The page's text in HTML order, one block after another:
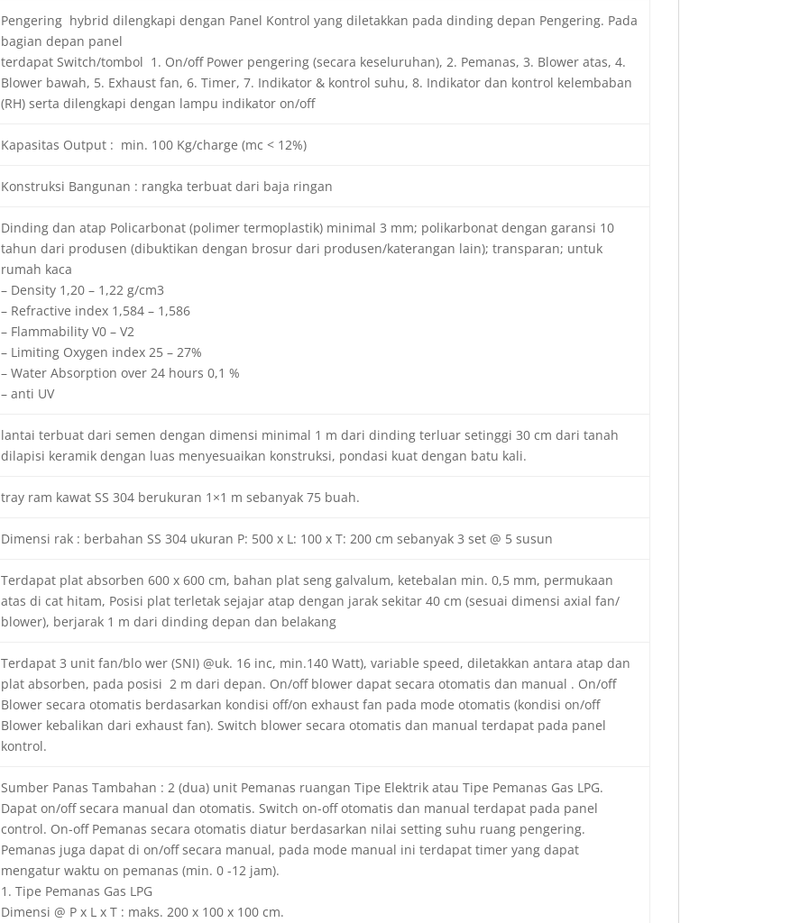
Pengering hybrid dilengkapi dengan Panel Kontrol yang diletakkan pada dinding depan Pengering. Pada
bagian depan panel
terdapat Switch/tombol 1. On/off Power pengering (secara keseluruhan), 2. Pemanas, 3. Blower atas, 4.
Blower bawah, 5. Exhaust fan, 6. Timer, 7. Indikator & kontrol suhu, 8. Indikator dan kontrol kelembaban
(RH) serta dilengkapi dengan lampu indikator on/off
Kapasitas Output : min. 100 Kg/charge (mc < 12%)
Konstruksi Bangunan : rangka terbuat dari baja ringan
Dinding dan atap Policarbonat (polimer termoplastik) minimal 3 mm; polikarbonat dengan garansi 10
tahun dari produsen (dibuktikan dengan brosur dari produsen/katerangan lain); transparan; untuk
rumah kaca
– Density 1,20 – 1,22 g/cm3
– Refractive index 1,584 – 1,586
– Flammability V0 – V2
– Limiting Oxygen index 25 – 27%
– Water Absorption over 24 hours 0,1 %
– anti UV
lantai terbuat dari semen dengan dimensi minimal 1 m dari dinding terluar setinggi 30 cm dari tanah
dilapisi keramik dengan luas menyesuaikan konstruksi, pondasi kuat dengan batu kali.
tray ram kawat SS 304 berukuran 1×1 m sebanyak 75 buah.
Dimensi rak : berbahan SS 304 ukuran P: 500 x L: 100 x T: 200 cm sebanyak 3 set @ 5 susun
Terdapat plat absorben 600 x 600 cm, bahan plat seng galvalum, ketebalan min. 0,5 mm, permukaan
atas di cat hitam, Posisi plat terletak sejajar atap dengan jarak sekitar 40 cm (sesuai dimensi axial fan/
blower), berjarak 1 m dari dinding depan dan belakang
Terdapat 3 unit fan/blo wer (SNI) @uk. 16 inc, min.140 Watt), variable speed, diletakkan antara atap dan
plat absorben, pada posisi 2 m dari depan. On/off blower dapat secara otomatis dan manual . On/off
Blower secara otomatis berdasarkan kondisi off/on exhaust fan pada mode otomatis (kondisi on/off
Blower kebalikan dari exhaust fan). Switch blower secara otomatis dan manual terdapat pada panel
kontrol.
Sumber Panas Tambahan : 2 (dua) unit Pemanas ruangan Tipe Elektrik atau Tipe Pemanas Gas LPG.
Dapat on/off secara manual dan otomatis. Switch on-off otomatis dan manual terdapat pada panel
control. On-off Pemanas secara otomatis diatur berdasarkan nilai setting suhu ruang pengering.
Pemanas juga dapat di on/off secara manual, pada mode manual ini terdapat timer yang dapat
mengatur waktu on pemanas (min. 0 -12 jam).
1. Tipe Pemanas Gas LPG
Dimensi @ P x L x T : maks. 200 x 100 x 100 cm.